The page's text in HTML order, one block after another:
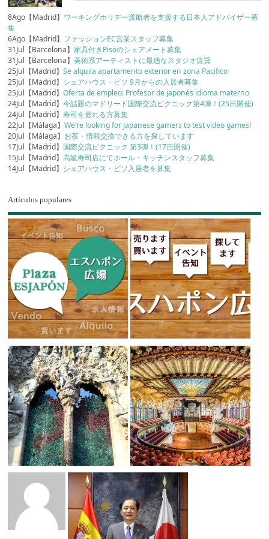
8Ago【Madrid】 ワーキングホリデー渡航者を支援する日本人アドバイザー募
集
6Ago【Madrid】 ファッションEC営業スタッフ募集
31Jul【Barcelona】家具付きPisoのシェアメート募集
31Jul【Barcelona】美術系アーティストに最適なスタジオ賃貸
25Jul【Madrid】Se alquila apartamento exterior en zona Pacifico
25Jul【Madrid】 シェアハウス・ピソ 9月からの入居者募集
25Jul【Madrid】Oferta de empleo: Profesor de japonés idioma materno
24Jul【Madrid】今話題のマドリード国際交流ピクニック第4弾！(25日開催)
24Jul【Madrid】寿司を握れる方募集
22Jul【Málaga】We’re looking for Japanese gamers to test video games!
20Jul【Málaga】 お茶・情報交換できる方を探しています
17Jul【Madrid】 国際交流ピクニック 第3弾！(17日開催)
15Jul【Madrid】高級寿司店にてホール・キッチンスタッフ募集
14Jul【Madrid】 シェアハウス・ピソ入居者を募集
Artículos populares